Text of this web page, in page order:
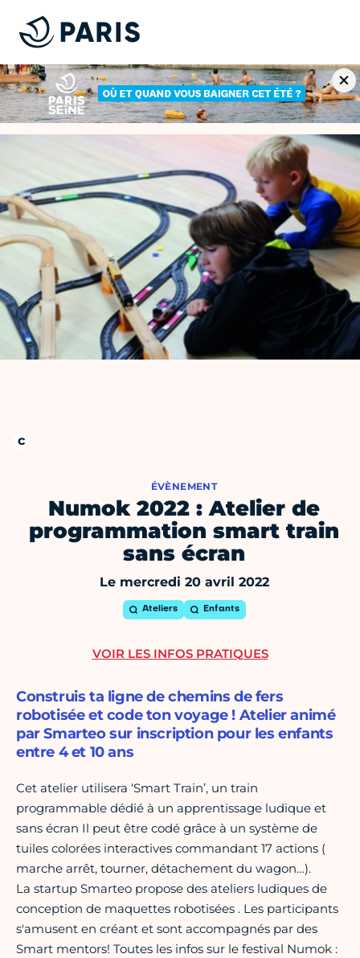
ÉVÈNEMENT
Numok 2022 : Atelier de
programmation smart train
sans écran
Le mercredi 20 avril 2022
Ateliers Enfants
Construis ta ligne de chemins de fers
robotisée et code ton voyage ! Atelier animé
par Smarteo sur inscription pour les enfants
entre 4 et 10 ans
Cet atelier utilisera ‘Smart Train’, un train
programmable dédié à un apprentissage ludique et
sans écran Il peut être codé grâce à un système de
tuiles colorées interactives commandant 17 actions (
marche arrêt, tourner, détachement du wagon…).
La startup Smarteo propose des ateliers ludiques de
conception de maquettes robotisées . Les participants
s'amusent en créant et sont accompagnés par des
Smart mentors! Toutes les infos sur le festival Numok :
VOIR LES INFOS PRATIQUES